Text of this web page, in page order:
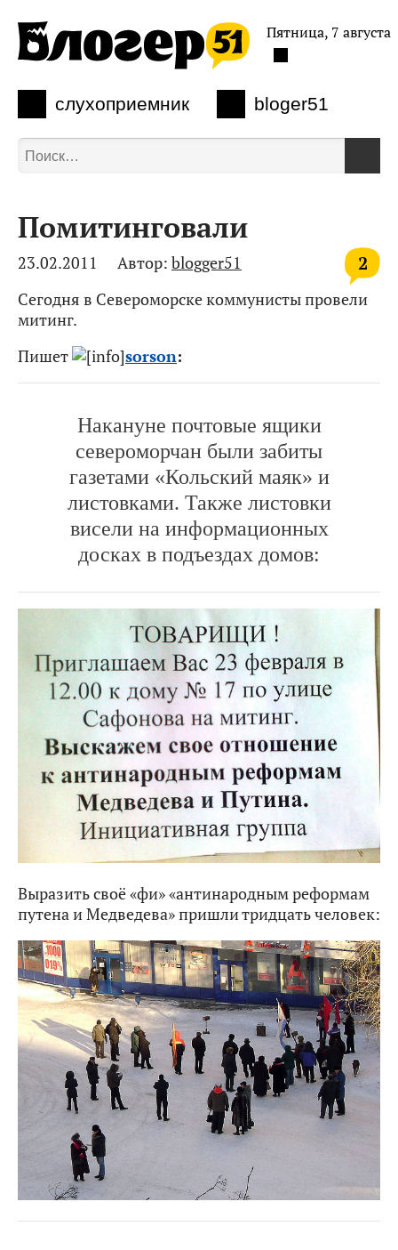
слухоприемник bloger51
Пятница, 7 августа
Помитинговали
2
23.02.2011 Автор: blogger51
Сегодня в Североморске коммунисты провели
митинг.
Пишет
sorson:
Накануне почтовые ящики
североморчан были забиты
газетами «Кольский маяк» и
листовками. Также листовки
висели на информационных
досках в подъездах домов:
Выразить своё «фи» «антинародным реформам
путена и Медведева» пришли тридцать человек: